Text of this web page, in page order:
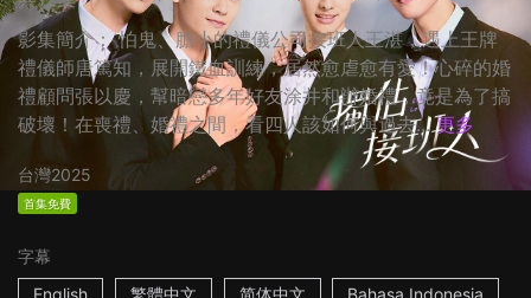
影集簡介： 怕鬼、膽小的禮儀公司接班人王湛，遇上王牌
禮儀師唐篤知，展開鐵血訓練，居然愈虐愈有愛！心碎的婚
禮顧問張以慶，幫暗戀多年好友涂井和辦婚禮，竟是為了搞
破壞！在喪禮、婚禮之間，看四人該如何與過去... 更多
台灣2025
首集免費
字幕
English
繁體中文 简体中文 Bahasa Indonesia